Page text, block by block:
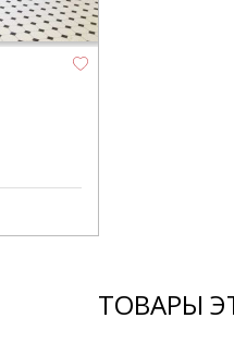
ТОВАРЫ